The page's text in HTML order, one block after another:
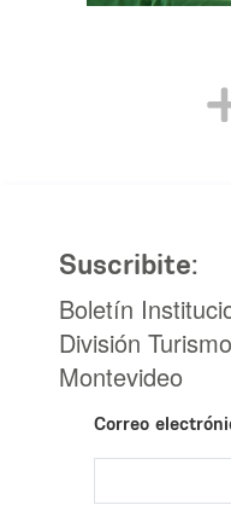
Suscribite:
Boletín
División
Montevideo
Correo